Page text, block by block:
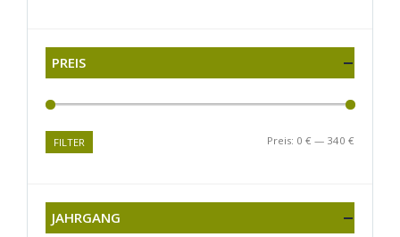
PREIS
FILTER Preis: 0 € — 340 €
JAHRGANG